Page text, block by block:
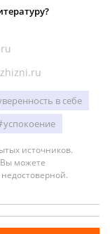
в себе
успокоение
источников.
Вы можете